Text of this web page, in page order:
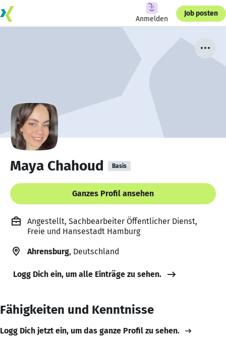
Anmelden
Job posten
Maya Chahoud Basis
Ganzes Profil ansehen
Angestellt, Sachbearbeiter Öffentlicher Dienst,
Freie und Hansestadt Hamburg
Ahrensburg, Deutschland
Logg Dich ein, um alle Einträge zu sehen.
Fähigkeiten und Kenntnisse
Logg Dich jetzt ein, um das ganze Profil zu sehen.